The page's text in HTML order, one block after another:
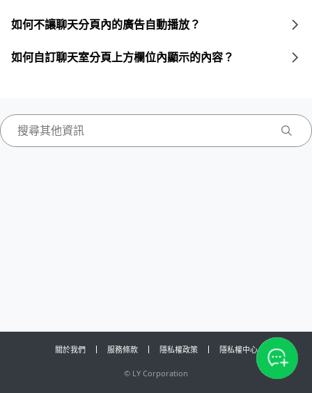
如何不讓聊天分頁內的廣告自動播放？
如何自訂聊天室分頁上方欄位內顯示的內容？
關於我們 服務條款 隱私權政策 隱私權中心
© LY Corporation